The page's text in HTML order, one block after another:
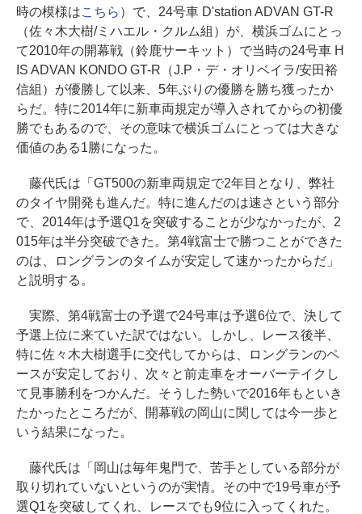
時の模様はこちら ）で、24号車 D'station ADVAN GT-R
（佐々木大樹/ミハエル・クルム組）が、横浜ゴムにとっ
て2010年の開幕戦（鈴鹿サーキット）で当時の24号車 H
IS ADVAN KONDO GT-R（J.P・デ・オリベイラ/安田裕
信組）が優勝して以来、5年ぶりの優勝を勝ち獲ったか
らだ。特に2014年に新車両規定が導入されてからの初優
勝でもあるので、その意味で横浜ゴムにとっては大きな
価値のある1勝になった。
藤代氏は「GT500の新車両規定で2年目となり、弊社
のタイヤ開発も進んだ。特に進んだのは速さという部分
で、2014年は予選Q1を突破することが少なかったが、2
015年は半分突破できた。第4戦富士で勝つことができた
のは、ロングランのタイムが安定して速かったからだ」
と説明する。
実際、第4戦富士の予選で24号車は予選6位で、決して
予選上位に来ていた訳ではない。しかし、レース後半、
特に佐々木大樹選手に交代してからは、ロングランのペ
ースが安定しており、次々と前走車をオーバーテイクし
て見事勝利をつかんだ。そうした勢いで2016年もといき
たかったところだが、開幕戦の岡山に関しては今一歩と
いう結果になった。
藤代氏は「岡山は毎年鬼門で、苦手としている部分が
取り切れていないというのが実情。その中で19号車が予
選Q1を突破してくれ、レースでも9位に入ってくれた。